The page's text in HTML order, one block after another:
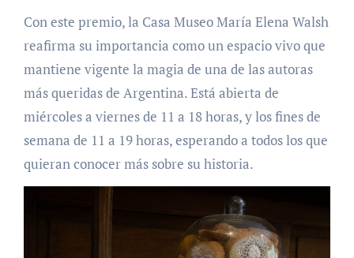
Con este premio, la Casa Museo María Elena Walsh
reafirma su importancia como un espacio vivo que
mantiene vigente la magia de una de las autoras
más queridas de Argentina. Está abierta de
miércoles a viernes de 11 a 18 horas, y los fines de
semana de 11 a 19 horas, esperando a todos los que
quieran conocer más sobre su historia.